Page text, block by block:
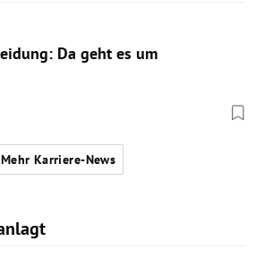
Da geht es um
Mehr Karriere-News